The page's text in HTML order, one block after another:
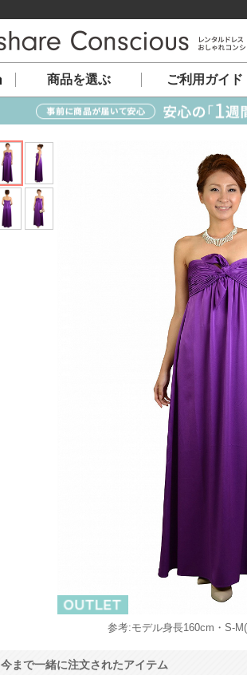
商品を選ぶ ご利用ガイド
参考:モデル身長160cm・S-
今まで一緒に注文されたアイテム